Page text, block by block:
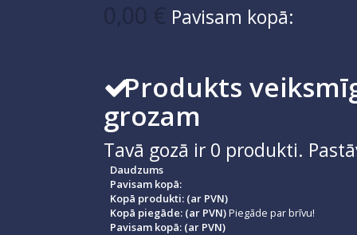
0,00 € Pavisam kopā:
Produkts
grozam
Tavā gozā ir 0 produkti.
Daudzums
Pavisam kopā:
Kopā produkti: (ar PVN)
Kopā piegāde: (ar PVN)Piegāde par brīvu!
Pavisam kopā: (ar PVN)